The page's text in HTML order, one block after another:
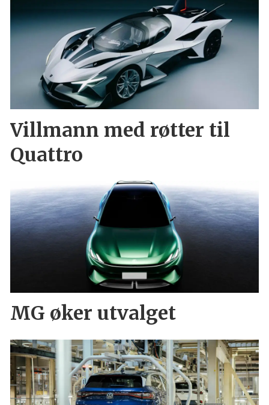
Villmann med røtter til
Quattro
MG øker utvalget